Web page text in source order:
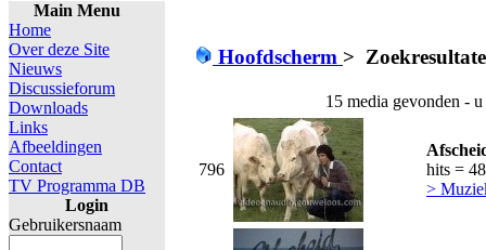
Main Menu
Home
Over deze Site
Nieuws
Discussieforum
Downloads
Links
Afbeeldingen
Contact
TV Programma DB
Login
Gebruikersnaam
Hoofdscherm >
15 media gevonden -
796
hits =
>